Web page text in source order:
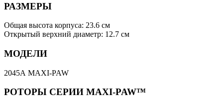
РАЗМЕРЫ
Общая высота корпуса: 23.6 см
Открытый верхний диаметр: 12.7 см
МОДЕЛИ
2045А MAXI-PAW
РОТОРЫ СЕРИИ MAXI-PAW™